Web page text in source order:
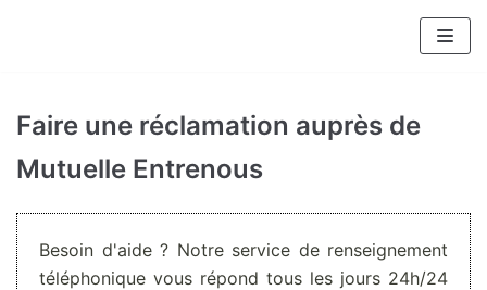
contenu
Faire une réclamation auprès de
Mutuelle Entrenous
Besoin d'aide ? Notre service de renseignement
téléphonique vous répond tous les jours 24h/24